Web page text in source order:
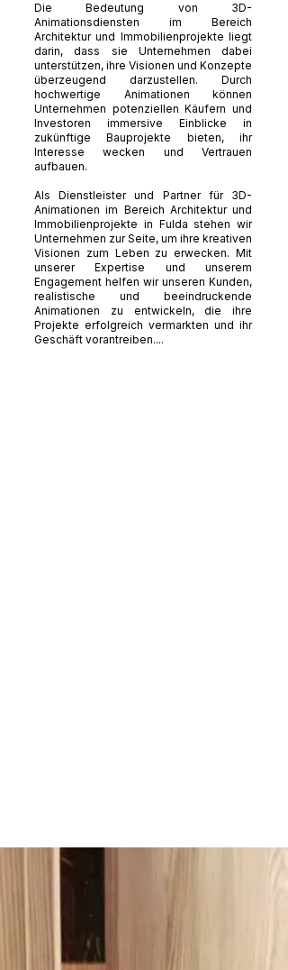
Die Bedeutung von 3D-
Animationsdiensten im Bereich
Architektur und Immobilienprojekte liegt
darin, dass sie Unternehmen dabei
unterstützen, ihre Visionen und Konzepte
überzeugend darzustellen. Durch
hochwertige Animationen können
Unternehmen potenziellen Käufern und
Investoren immersive Einblicke in
zukünftige Bauprojekte bieten, ihr
Interesse wecken und Vertrauen
aufbauen.
Als Dienstleister und Partner für 3D-
Animationen im Bereich Architektur und
Immobilienprojekte in Fulda stehen wir
Unternehmen zur Seite, um ihre kreativen
Visionen zum Leben zu erwecken. Mit
unserer Expertise und unserem
Engagement helfen wir unseren Kunden,
realistische und beeindruckende
Animationen zu entwickeln, die ihre
Projekte erfolgreich vermarkten und ihr
Geschäft vorantreiben....